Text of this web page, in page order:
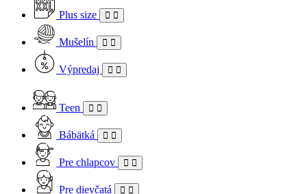
Plus size
Mušelín
Výpredaj
Teen
Bábätká
Pre chlapcov
Pre dievčatá